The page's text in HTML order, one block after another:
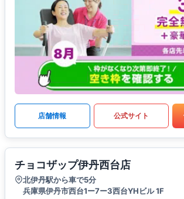
店舗情報 公式サイト
チョコザップ伊丹西台店
北伊丹駅から車で5分
兵庫県伊丹市西台1ー7ー3西台YHビル 1F